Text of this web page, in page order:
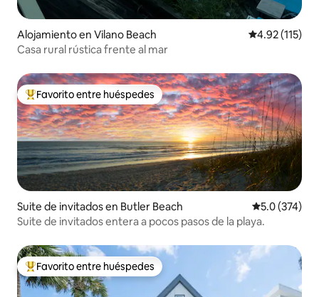
Alojamiento en Vilano Beach Calificación
4.92 (115)
Casa rural rústica frente al mar
Favorito entre huéspedes preferido
Favorito entre huéspedes
Suite de invitados en Butler Beach Calificación
5.0 (374)
Suite de invitados entera a pocos pasos de la playa.
Favorito entre huéspedes preferido
Favorito entre huéspedes